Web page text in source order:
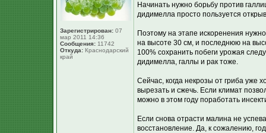
Зарегистрирован: 07
мар 2011 14:36
Сообщения: 11742
Откуда: Краснодарский
край
Начинать нужно борьбу против
дидимелла просто пользуется
Поэтому на этапе искоренения
на высоте 30 см, и последнюю на
100% сохранить побеги урожая
дидимелла, галлы и рак тоже.
Сейчас, когда некрозы от гриба уже
вырезать и сжечь. Если климат
можно в этом году поработать
Если снова отрасти малина не
восстановление. Да, к сожалению,